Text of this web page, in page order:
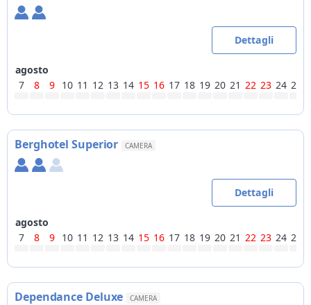
Dettagli
agosto
7
8 9 10 11 12 13 14 15 16 17 18 19 20 21 22 23 24 25
Berghotel Superior CAMERA
Dettagli
agosto
7
8 9 10 11 12 13 14 15 16 17 18 19 20 21 22 23 24 25
Dependance Deluxe CAMERA